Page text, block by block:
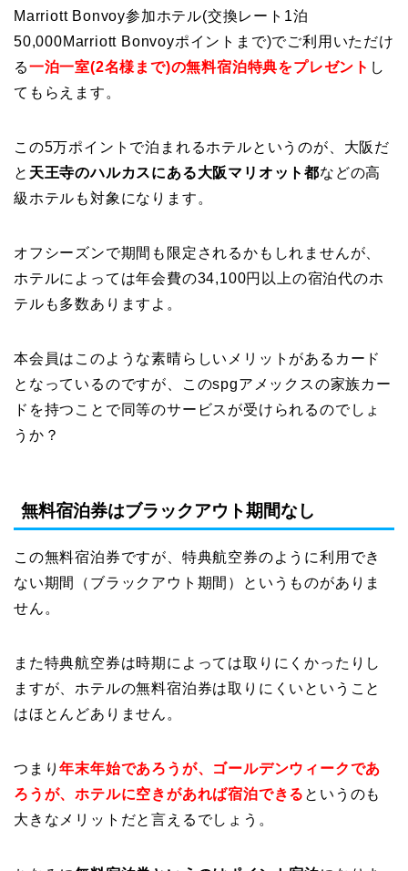
Marriott Bonvoy参加ホテル(交換レート1泊
50,000Marriott Bonvoyポイントまで)でご利用いただけ
る一泊一室(2名様まで)の無料宿泊特典をプレゼント し
てもらえます。
この5万ポイントで泊まれるホテルというのが、大阪だ
と 天王寺のハルカスにある大阪マリオット都などの高
級ホテルも対象になります。
オフシーズンで期間も限定されるかもしれませんが、
ホテルによっては年会費の34,100円以上の宿泊代のホ
テルも多数ありますよ。
本会員はこのような素晴らしいメリットがあるカード
となっているのですが、このspgアメックスの家族カー
ドを持つことで同等のサービスが受けられるのでしょ
うか？
無料宿泊券はブラックアウト期間なし
この無料宿泊券ですが、特典航空券のように利用でき
ない期間（ブラックアウト期間）というものがありま
せん。
また特典航空券は時期によっては取りにくかったりし
ますが、ホテルの無料宿泊券は取りにくいということ
はほとんどありません。
つまり年末年始であろうが、ゴールデンウィークであ
ろうが、ホテルに空きがあれば宿泊できる というのも
大きなメリットだと言えるでしょう。